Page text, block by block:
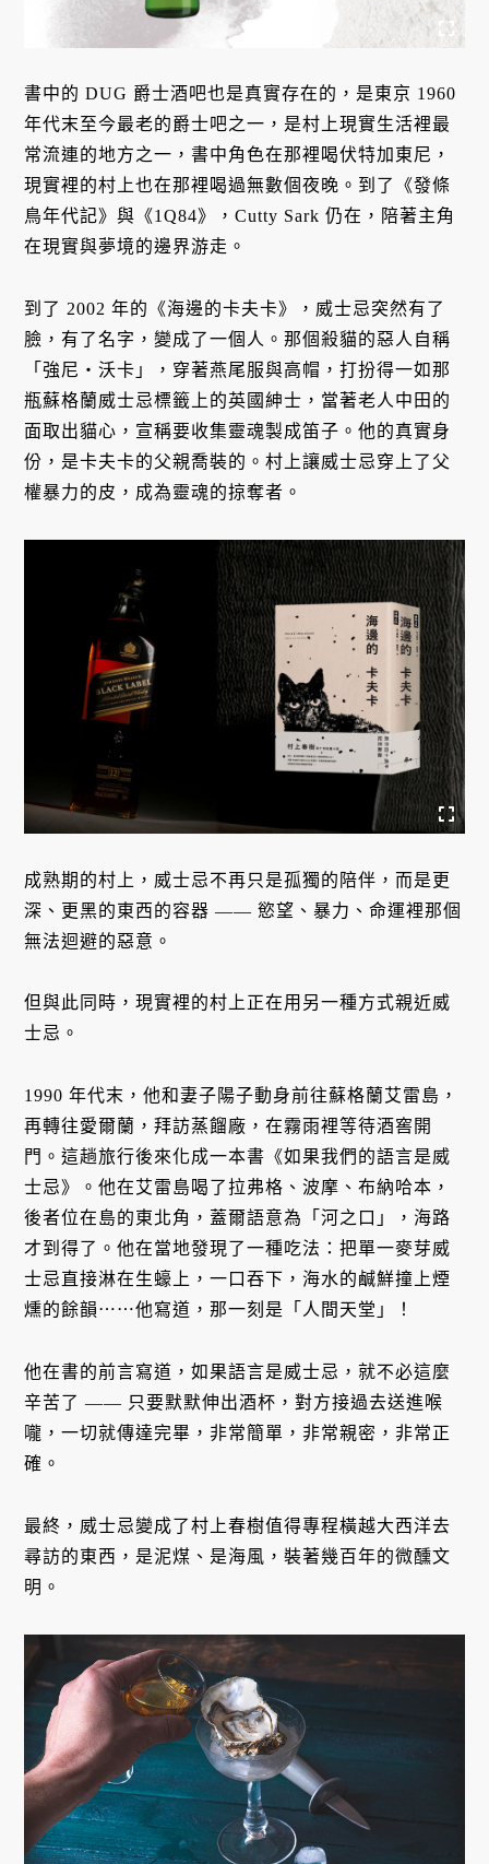
書中的 DUG 爵士酒吧也是真實存在的，是東京 1960
年代末至今最老的爵士吧之一，是村上現實生活裡最
常流連的地方之一，書中角色在那裡喝伏特加東尼，
現實裡的村上也在那裡喝過無數個夜晚。到了《發條
鳥年代記》與《1Q84》，Cutty Sark 仍在，陪著主角
在現實與夢境的邊界游走。
到了 2002 年的《海邊的卡夫卡》，威士忌突然有了
臉，有了名字，變成了一個人。那個殺貓的惡人自稱
「強尼・沃卡」，穿著燕尾服與高帽，打扮得一如那
瓶蘇格蘭威士忌標籤上的英國紳士，當著老人中田的
面取出貓心，宣稱要收集靈魂製成笛子。他的真實身
份，是卡夫卡的父親喬裝的。村上讓威士忌穿上了父
權暴力的皮，成為靈魂的掠奪者。
成熟期的村上，威士忌不再只是孤獨的陪伴，而是更
深、更黑的東西的容器 —— 慾望、暴力、命運裡那個
無法迴避的惡意。
但與此同時，現實裡的村上正在用另一種方式親近威
士忌。
1990 年代末，他和妻子陽子動身前往蘇格蘭艾雷島，
再轉往愛爾蘭，拜訪蒸餾廠，在霧雨裡等待酒窖開
門。這趟旅行後來化成一本書《如果我們的語言是威
士忌》。他在艾雷島喝了拉弗格、波摩、布納哈本，
後者位在島的東北角，蓋爾語意為「河之口」，海路
才到得了。他在當地發現了一種吃法：把單一麥芽威
士忌直接淋在生蠔上，一口吞下，海水的鹹鮮撞上煙
燻的餘韻⋯⋯他寫道，那一刻是「人間天堂」！
他在書的前言寫道，如果語言是威士忌，就不必這麼
辛苦了 —— 只要默默伸出酒杯，對方接過去送進喉
嚨，一切就傳達完畢，非常簡單，非常親密，非常正
確。
最終，威士忌變成了村上春樹值得專程橫越大西洋去
尋訪的東西，是泥煤、是海風，裝著幾百年的微醺文
明。